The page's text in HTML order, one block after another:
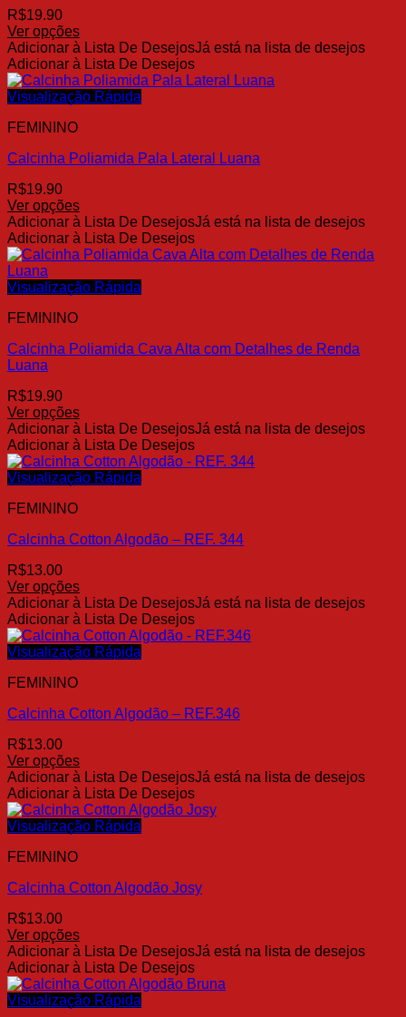
escolhidas
na
página
do
produto
R$19.90
Ver opções
Este
produto
tem
várias
As
podem
escolhidas
na
página
do
produto
Adicionar à Lista De DesejosJá está na lista de desejos
Adicionar à Lista De Desejos
Visualização Rápida
FEMININO
Calcinha Poliamida Pala Lateral Luana
R$19.90
Ver opções
Este
produto
tem
várias
variantes.
opções
ser
escolhidas
página
do
produto
Adicionar à Lista De DesejosJá está na lista de desejos
Adicionar à Lista De Desejos
Visualização Rápida
FEMININO
Calcinha Poliamida Cava Alta com Detalhes de Renda
Luana
R$19.90
Ver opções
Este
produto
tem
várias
As
podem
escolhidas
na
página
do
produto
Adicionar à Lista De DesejosJá está na lista de desejos
Adicionar à Lista De Desejos
Visualização Rápida
FEMININO
Calcinha Cotton Algodão – REF. 344
R$13.00
Ver opções
Este
produto
tem
várias
As
podem
escolhidas
na
página
do
produto
Adicionar à Lista De DesejosJá está na lista de desejos
Adicionar à Lista De Desejos
Visualização Rápida
FEMININO
Calcinha Cotton Algodão – REF.346
R$13.00
Ver opções
Este
produto
tem
várias
As
podem
escolhidas
na
página
do
produto
Adicionar à Lista De DesejosJá está na lista de desejos
Adicionar à Lista De Desejos
Visualização Rápida
FEMININO
Calcinha Cotton Algodão Josy
R$13.00
Ver opções
Este
produto
tem
várias
Adicionar à Lista De DesejosJá está na lista de desejos
Adicionar à Lista De Desejos
Visualização Rápida